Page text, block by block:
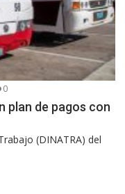
0
plan de pagos con
(DINATRA) del